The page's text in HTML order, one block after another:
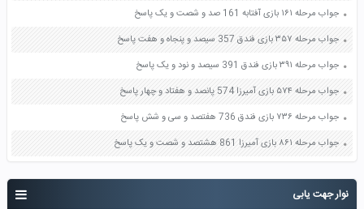
نوار جهت یابی
جواب مرحله ۱۶۱ بازی آفتابه 161 صد و شصت و یک پاسخ
جواب مرحله ۳۵۷ بازی فندق 357 سیصد و پنجاه و هفت پاسخ
جواب مرحله ۳۹۱ بازی فندق 391 سیصد و نود و یک پاسخ
جواب مرحله ۵۷۴ بازی آمیرزا 574 پانصد و هفتاد و چهار پاسخ
جواب مرحله ۷۳۶ بازی فندق 736 هفتصد و سی و شش پاسخ
جواب مرحله ۸۶۱ بازی آمیرزا 861 هشتصد و شصت و یک پاسخ